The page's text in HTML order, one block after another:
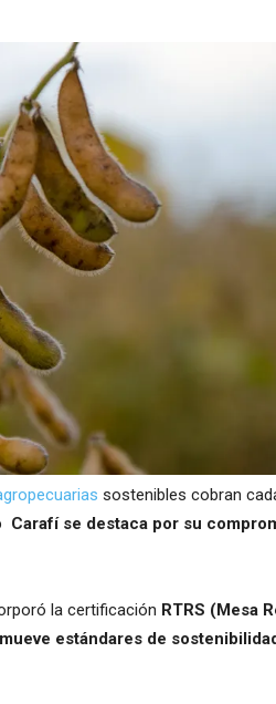
sostenibles cobran
se destaca por su
la certificación RTRS (Mesa
estándares de